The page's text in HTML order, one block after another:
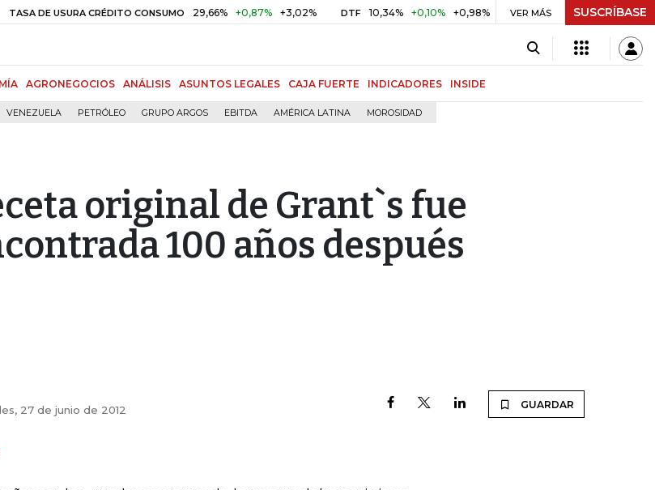
USURA CRÉDITO CONSUMO 29,66% +0,87% +3,02% DTF 10,34% +0,10% +0,98% UVR $ 416,86 +$ 0,05 +0,01%
VER MÁS SUSCRÍBASE
AGRONEGOCIOS ANÁLISIS ASUNTOS LEGALES CAJA FUERTE INDICADORES INSIDE
VENEZUELA PETRÓLEO GRUPO ARGOS EBITDA AMÉRICA LATINA MOROSIDAD
original de Grant`s fue
100 años después
27 de junio de 2012 GUARDAR